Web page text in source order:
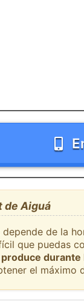
de Aiguá
de la
que puedas
durante
el máximo